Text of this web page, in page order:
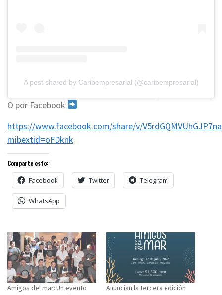
A post shared by Caribempresarial (@caribempresarial)
O por Facebook
https://www.facebook.com/share/v/
mibextid=oFDknk
Comparte esto:
Facebook Twitter Telegram
WhatsApp
Amigos del mar: Un evento
Anuncian la tercera edición